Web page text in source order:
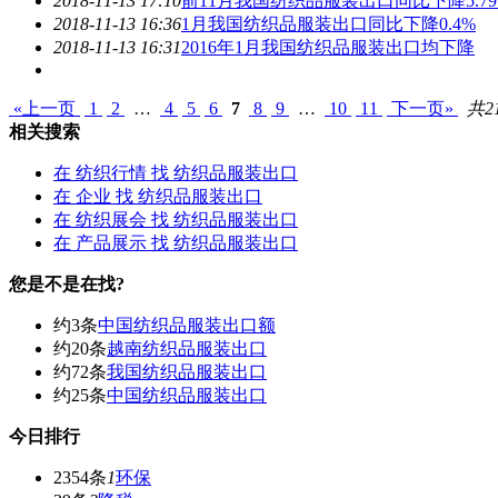
2018-11-13 16:361月我国纺织品服装出口 同比下降0.4%
2018-11-13 16:312016年1月我国纺织品服装出口均下降
«上一页 1 2 … 4 5 6 7 8 9 … 10 11 下一页»
共
相关搜索
在 纺织行情 找 纺织品服装出口
在 企业 找 纺织品服装出口
在 纺织展会 找 纺织品服装出口
在 产品展示 找 纺织品服装出口
您是不是在找?
约3条中国纺织品服装出口额
约20条越南纺织品服装出口
约72条我国纺织品服装出口
约25条中国纺织品服装出口
今日排行
2354条1环保